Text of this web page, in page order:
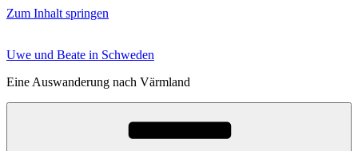
Zum Inhalt springen
Uwe und Beate in Schweden
Eine Auswanderung nach Värmland